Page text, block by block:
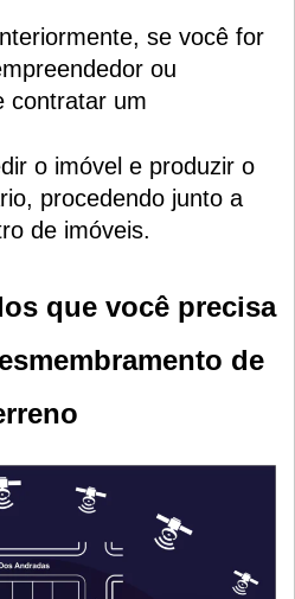
se você for
ou
contratar um
o imóvel e produzir o
procedendo junto a
de imóveis.
que você precisa
de